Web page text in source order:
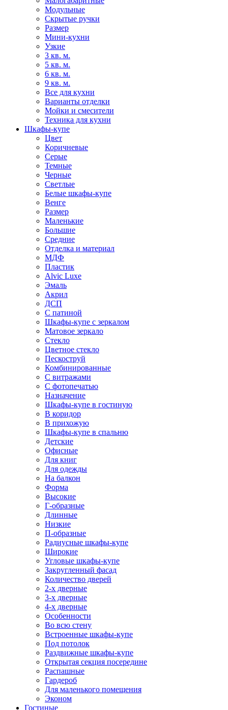
Модульные
Скрытые ручки
Размер
Мини-кухни
Узкие
3 кв. м.
5 кв. м.
6 кв. м.
9 кв. м.
Все для кухни
Варианты отделки
Мойки и смесители
Техника для кухни
Шкафы-купе
Цвет
Коричневые
Серые
Темные
Черные
Светлые
Белые шкафы-купе
Венге
Размер
Маленькие
Большие
Средние
Отделка и материал
МДФ
Пластик
Alvic Luxe
Эмаль
Акрил
ДСП
С патиной
Шкафы-купе с зеркалом
Матовое зеркало
Стекло
Цветное стекло
Пескоструй
Комбинированные
С витражами
С фотопечатью
Назначение
Шкафы-купе в гостиную
В коридор
В прихожую
Шкафы-купе в спальню
Детские
Офисные
Для книг
Для одежды
На балкон
Форма
Высокие
Г-образные
Длинные
Низкие
П-образные
Радиусные шкафы-купе
Широкие
Угловые шкафы-купе
Закругленный фасад
Количество дверей
2-х дверные
3-х дверные
4-х дверные
Особенности
Во всю стену
Встроенные шкафы-купе
Под потолок
Раздвижные шкафы-купе
Открытая секция посередине
Распашные
Гардероб
Для маленького помещения
Эконом
Гостиные